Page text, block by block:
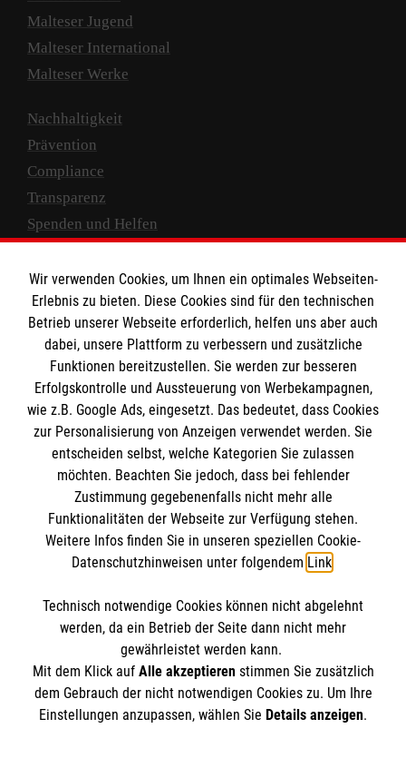
Malteser Jugend
Malteser International
Malteser Werke
Nachhaltigkeit
Prävention
Compliance
Transparenz
Spenden und Helfen
Empfänger: Malteser Hilfsdienst e.V.
IBAN: DE10 3706 0120 1201 2000 12
BIC: GENODED 1PA7
Newsletter abonnieren
Cookies verwalten|AGB|Impressum|Datenschutz
Barrierefreiheit |Kontakt| Sharepoint|Mediathek
Wir verwenden Cookies, um Ihnen ein optimales Webseiten-
Erlebnis zu bieten. Diese Cookies sind für den technischen
Betrieb unserer Webseite erforderlich, helfen uns aber auch
dabei, unsere Plattform zu verbessern und zusätzliche
Funktionen bereitzustellen. Sie werden zur besseren
Erfolgskontrolle und Aussteuerung von Werbekampagnen,
wie z.B. Google Ads, eingesetzt. Das bedeutet, dass Cookies
zur Personalisierung von Anzeigen verwendet werden. Sie
entscheiden selbst, welche Kategorien Sie zulassen
möchten. Beachten Sie jedoch, dass bei fehlender
Zustimmung gegebenenfalls nicht mehr alle
Funktionalitäten der Webseite zur Verfügung stehen.
Weitere Infos finden Sie in unseren speziellen Cookie-
Datenschutzhinweisen unter folgendem Link.
Technisch notwendige Cookies können nicht abgelehnt
werden, da ein Betrieb der Seite dann nicht mehr
gewährleistet werden kann.
Mit dem Klick auf Alle akzeptierenstimmen Sie zusätzlich
dem Gebrauch der nicht notwendigen Cookies zu. Um Ihre
Einstellungen anzupassen, wählen Sie Details anzeigen.